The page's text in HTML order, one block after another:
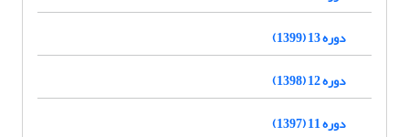
دوره 13 (1399)
دوره 12 (1398)
دوره 11 (1397)